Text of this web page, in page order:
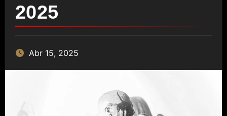
2025
Abr 15, 2025